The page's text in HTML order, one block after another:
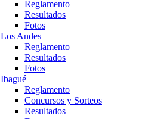
Reglamento
Resultados
Fotos
Los Andes
Reglamento
Resultados
Fotos
Ibagué
Reglamento
Concursos y Sorteos
Resultados